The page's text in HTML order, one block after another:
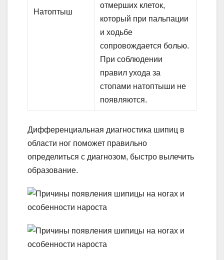
Натоптыш
отмерших клеток,
который при пальпации
и ходьбе
сопровождается болью.
При соблюдении
правил ухода за
стопами натоптыши не
появляются.
Дифференциальная диагностика шипиц в
области ног поможет правильно
определиться с диагнозом, быстро вылечить
образование.